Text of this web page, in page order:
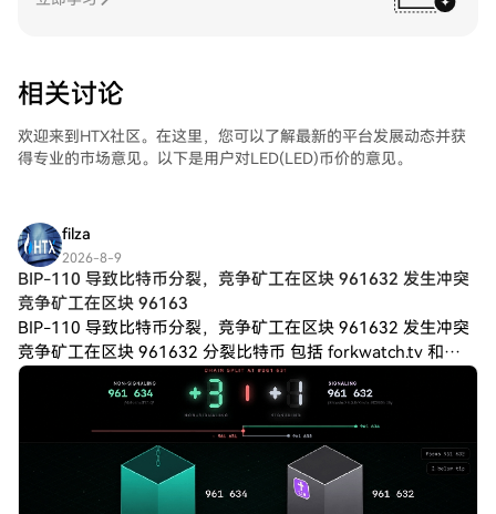
相关讨论
欢迎来到HTX社区。在这里，您可以了解最新的平台发展动态并获
得专业的市场意见。以下是用户对LED(LED)币价的意见。
filza
2026-8-9
BIP-110 导致比特币分裂，竞争矿工在区块 961632 发生冲突
竞争矿工在区块 96163
BIP-110 导致比特币分裂，竞争矿工在区块 961632 发生冲突
竞争矿工在区块 961632 分裂比特币 包括 forkwatch.tv 和
fork.observer 在内的多个监控网站记录